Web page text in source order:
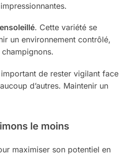
. Cette variété se
un environnement contrôlé,
de rester vigilant face
d’autres. Maintenir un
le moins
maximiser son potentiel en